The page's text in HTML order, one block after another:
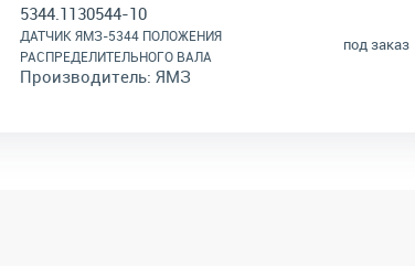
5344.1130544-10
ДАТЧИК ЯМЗ-5344 ПОЛОЖЕНИЯ
РАСПРЕДЕЛИТЕЛЬНОГО ВАЛА
Производитель: ЯМЗ
под заказ